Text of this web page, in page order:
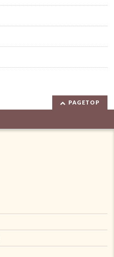
PAGETOP